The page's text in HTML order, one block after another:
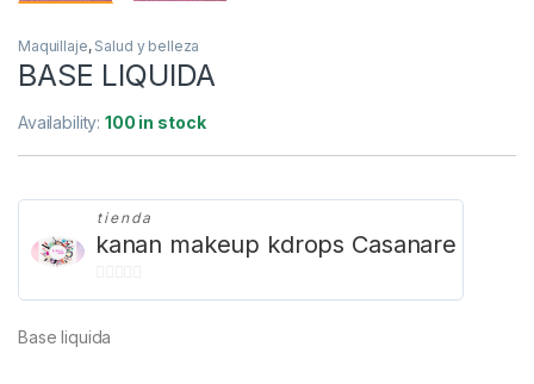
Maquillaje, Salud y belleza
BASE LIQUIDA
Availability:100 in stock
tienda
kanan makeup kdrops Casanare
0
e
Base liquida